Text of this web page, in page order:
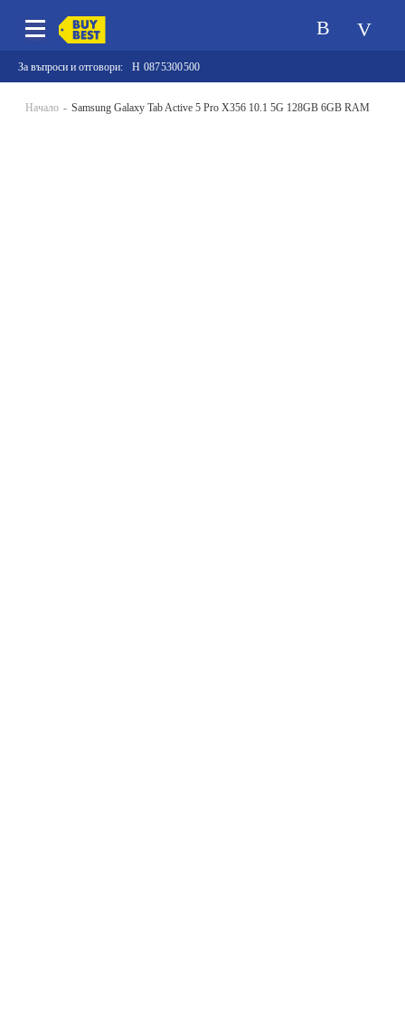
За въпроси и отговори: 0875300500
Начало Samsung Galaxy Tab Active 5 Pro X356 10.1 5G 128GB 6GB RAM